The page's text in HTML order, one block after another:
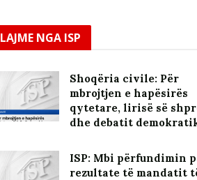
LAJME NGA ISP
Shoqëria civile: Për
mbrojtjen e hapësirës
qytetare, lirisë së
dhe debatit
ISP: Mbi përfundimin
rezultate të mandatit